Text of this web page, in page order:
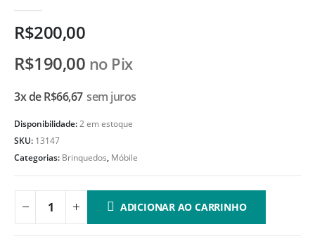
R$200,00
R$190,00 no Pix
3x deR$66,67 sem juros
Disponibilidade:2 em estoque
SKU: 13147
Categorias: Brinquedos, Móbile
ADICIONAR AO CARRINHO